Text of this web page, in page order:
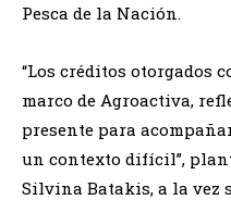
Pesca de la Nación.
“Los créditos otorgados
marco de Agroactiva,
presente para
un contexto difícil”,
Silvina Batakis, a la vez